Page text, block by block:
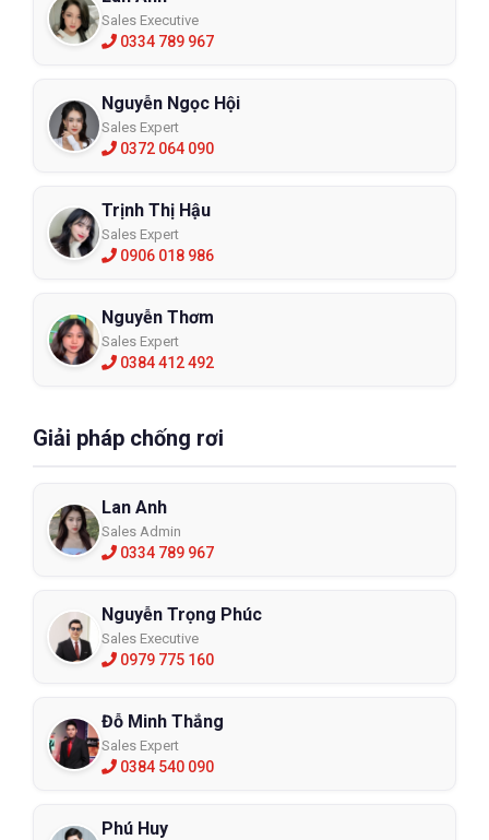
Sales Executive
0334 789 967
Nguyễn Ngọc Hội
Sales Expert
0372 064 090
Trịnh Thị Hậu
Sales Expert
0906 018 986
Nguyễn Thơm
Sales Expert
0384 412 492
Giải pháp chống rơi
Lan Anh
Sales Admin
0334 789 967
Nguyễn Trọng Phúc
Sales Executive
0979 775 160
Đỗ Minh Thắng
Sales Expert
0384 540 090
Phú Huy